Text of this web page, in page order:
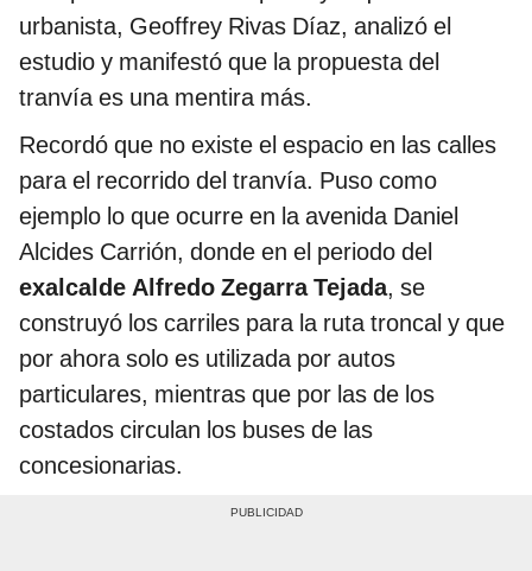
urbanista, Geoffrey Rivas Díaz, analizó el
estudio y manifestó que la propuesta del
tranvía es una mentira más.
Recordó que no existe el espacio en las calles
para el recorrido del tranvía. Puso como
ejemplo lo que ocurre en la avenida Daniel
Alcides Carrión, donde en el periodo del
exalcalde Alfredo Zegarra Tejada, se
construyó los carriles para la ruta troncal y que
por ahora solo es utilizada por autos
particulares, mientras que por las de los
costados circulan los buses de las
concesionarias.